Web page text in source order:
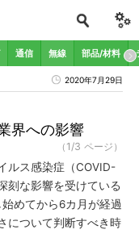
通信 無線 部品/材料
2020年7月29日
界への影響
（1/3 ページ）
ルス感染症（COVID-
刻な影響を受けている
めてから6カ月が経過
について判断すべき時